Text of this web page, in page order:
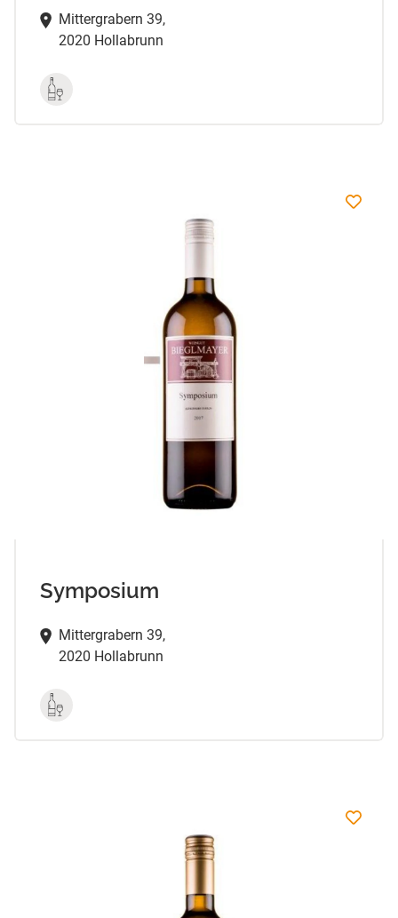
Mittergrabern 39,
2020 Hollabrunn
Symposium
Mittergrabern 39,
2020 Hollabrunn